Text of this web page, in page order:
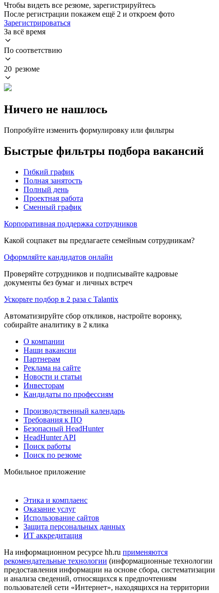
Чтобы видеть все резюме, зарегистрируйтесь
После регистрации покажем ещё 2 и откроем фото
Зарегистрироваться
За всё время
По соответствию
20 резюме
Ничего не нашлось
Попробуйте изменить формулировку или фильтры
Быстрые фильтры подбора вакансий
Гибкий график
Полная занятость
Полный день
Проектная работа
Сменный график
Корпоративная поддержка сотрудников
Какой соцпакет вы предлагаете семейным сотрудникам?
Оформляйте кандидатов онлайн
Проверяйте сотрудников и подписывайте кадровые
документы без бумаг и личных встреч
Ускорьте подбор в 2 раза с Talantix
Автоматизируйте сбор откликов, настройте воронку,
собирайте аналитику в 2 клика
О компании
Наши вакансии
Партнерам
Реклама на сайте
Новости и статьи
Инвесторам
Кандидаты по профессиям
Производственный календарь
Требования к ПО
Безопасный HeadHunter
HeadHunter API
Поиск работы
Поиск по резюме
Мобильное приложение
Этика и комплаенс
Оказание услуг
Использование сайтов
Защита персональных данных
ИТ аккредитация
На информационном ресурсе hh.ru применяются
рекомендательные технологии (информационные технологии
предоставления информации на основе сбора, систематизации
и анализа сведений, относящихся к предпочтениям
пользователей сети «Интернет», находящихся на территории